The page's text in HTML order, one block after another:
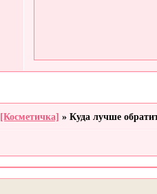
[Косметичка] »Куда лучше